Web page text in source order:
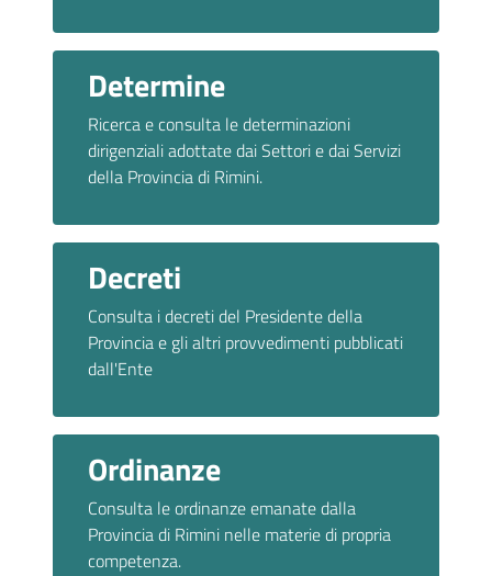
Determine
Ricerca e consulta le determinazioni
dirigenziali adottate dai Settori e dai Servizi
della Provincia di Rimini.
Decreti
Consulta i decreti del Presidente della
Provincia e gli altri provvedimenti pubblicati
dall'Ente
Ordinanze
Consulta le ordinanze emanate dalla
Provincia di Rimini nelle materie di propria
competenza.